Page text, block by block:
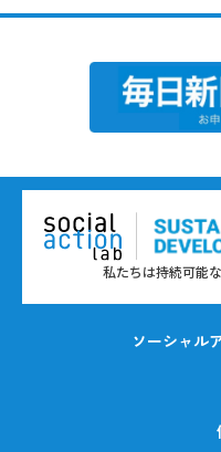
私たちは持続可能
ソーシャル